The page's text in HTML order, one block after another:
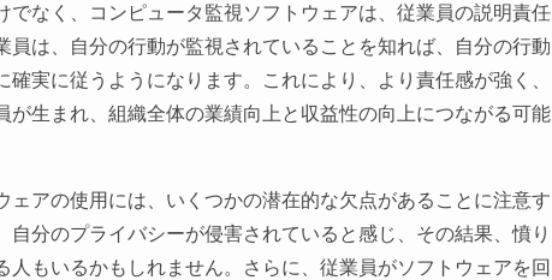
でなく、コンピュータ監視ソフトウェアは、従業員の説明責任
員は、自分の行動が監視されていることを知れば、自分の行動
実に従うようになります。これにより、より責任感が強く、
が生まれ、組織全体の業績向上と収益性の向上につながる可能
ェアの使用には、いくつかの潜在的な欠点があることに注意す
自分のプライバシーが侵害されていると感じ、その結果、憤り
人もいるかもしれません。さらに、従業員がソフトウェアを回